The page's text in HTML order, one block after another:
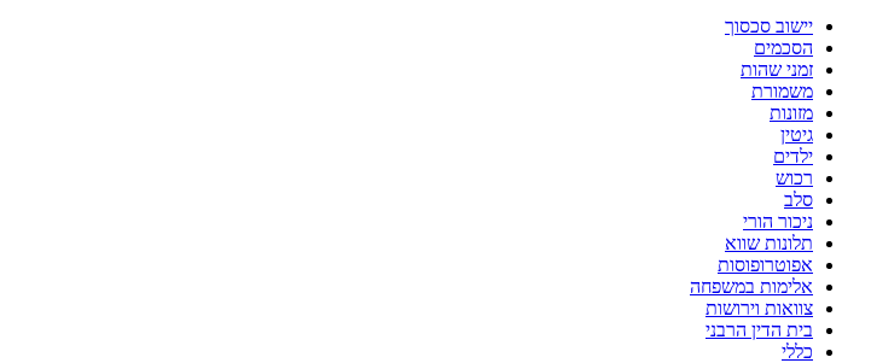
יישוב סכסוך
הסכמים
זמני שהות
משמורת
מזונות
גיטין
ילדים
רכוש
סלב
ניכור הורי
תלונות שווא
אפוטרופוסות
אלימות במשפחה
צוואות וירושות
בית הדין הרבני
כללי